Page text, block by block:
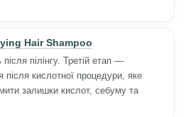
Hair Shampoo
пілінгу. Третій етап —
кислотної процедури, яке
залишки кислот, себуму та